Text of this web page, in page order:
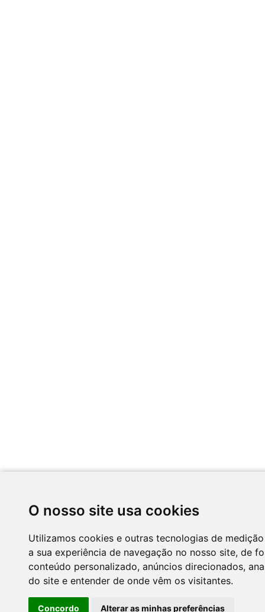
O nosso site usa cookies
Utilizamos cookies e outras tecnologias de
a sua experiência de navegação no nosso site, de
conteúdo personalizado, anúncios direcionados,
do site e entender de onde vêm os visitantes.
Concordo Alterar as minhas preferências